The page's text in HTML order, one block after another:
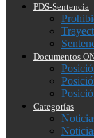
PDS-Sentencia
Documentos
Categorías